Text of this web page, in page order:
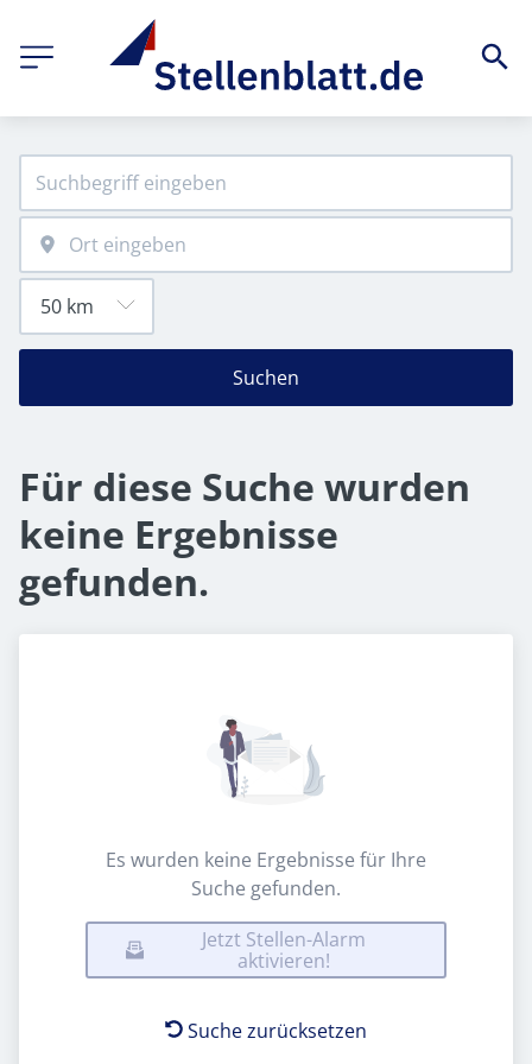
Suchen
Für diese Suche wurden
keine Ergebnisse
gefunden.
Es wurden keine Ergebnisse für Ihre
Suche gefunden.
Jetzt Stellen-Alarm
aktivieren!
Suche zurücksetzen